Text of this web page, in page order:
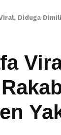
Dimiliki oleh